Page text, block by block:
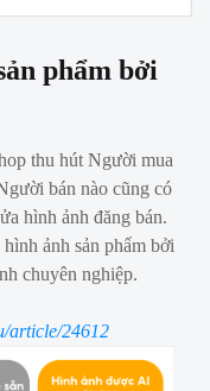
phẩm bởi
thu hút Người mua
bán nào cũng có
hình ảnh đăng bán.
ảnh sản phẩm bởi
chuyên nghiệp.
article/24612